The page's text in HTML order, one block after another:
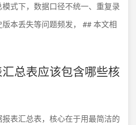
式下，数据口径不统一、重复录
本丢失等问题频发， ## 本文相
总表应该包含哪些核
表汇总表，核心在于用最简洁的